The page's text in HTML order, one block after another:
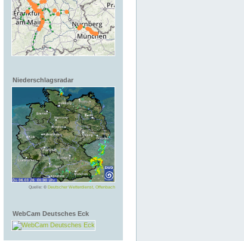
Niederschlagsradar
Quelle: © Deutscher Wetterdienst, Offenbach
WebCam Deutsches Eck